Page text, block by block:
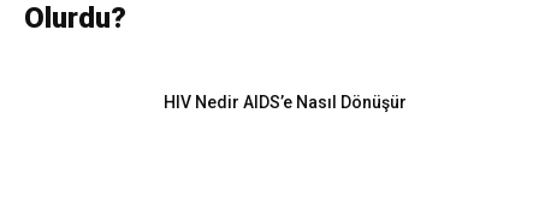
Olurdu?
HIV Nedir AIDS’e Nasıl Dönüşür